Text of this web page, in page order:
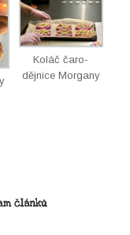
Koláč čar­o­
dějnice Mor­gany
článků